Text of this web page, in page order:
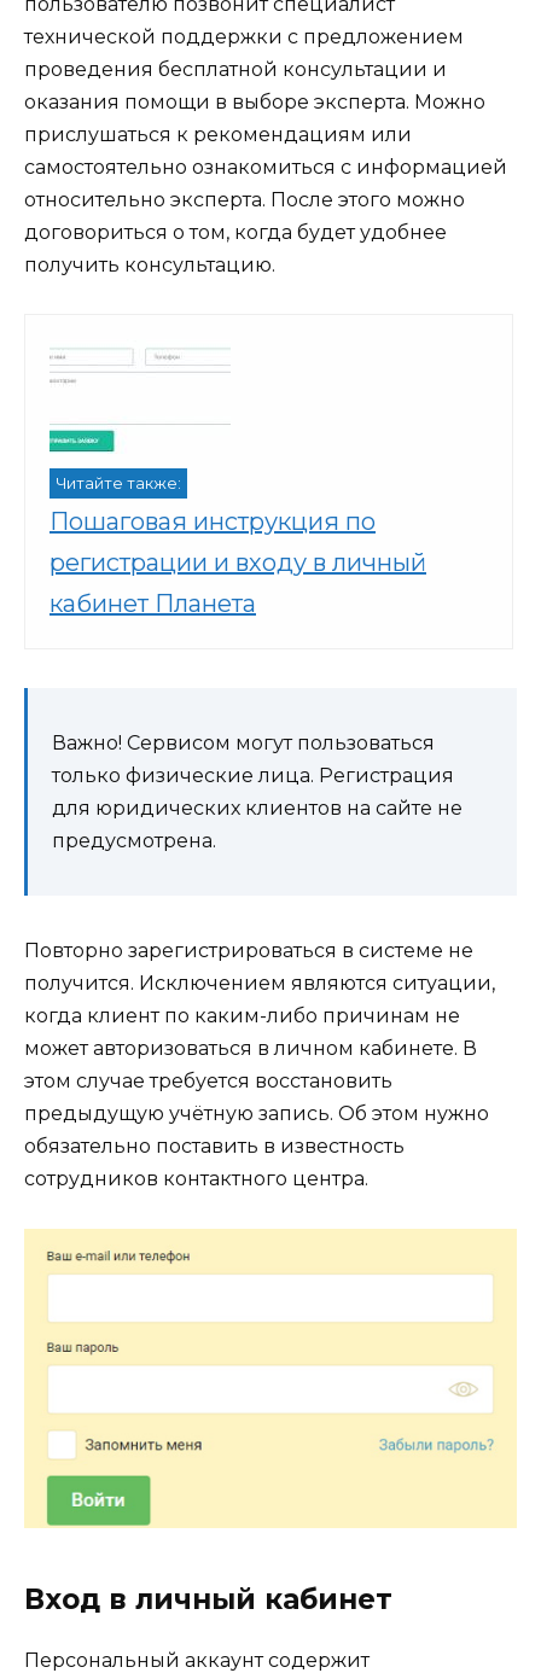
технической поддержки с предложением
проведения бесплатной консультации и
оказания помощи в выборе эксперта. Можно
прислушаться к рекомендациям или
самостоятельно ознакомиться с информацией
относительно эксперта. После этого можно
договориться о том, когда будет удобнее
получить консультацию.
Читайте также:
Пошаговая инструкция по
регистрации и входу в личный
кабинет Планета
Важно! Сервисом могут пользоваться
только физические лица. Регистрация
для юридических клиентов на сайте не
предусмотрена.
Повторно зарегистрироваться в системе не
получится. Исключением являются ситуации,
когда клиент по каким-либо причинам не
может авторизоваться в личном кабинете. В
этом случае требуется восстановить
предыдущую учётную запись. Об этом нужно
обязательно поставить в известность
сотрудников контактного центра.
Вход в личный кабинет
Персональный аккаунт содержит